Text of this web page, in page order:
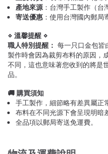
產地來源 ：台灣手工製作（台
寄送優惠 ：使用台灣國內郵局
⋄ 溫馨提醒 ⋄
職人特別提醒： 每一只口金包皆
製作時會因為裁剪布料的原因，
不同，這也意味著您收到的將是
品。
🚚 購買須知
手工製作，細節略有差異屬正
布料在不同光源下會呈現明暗
全品項以郵局寄送免運費。